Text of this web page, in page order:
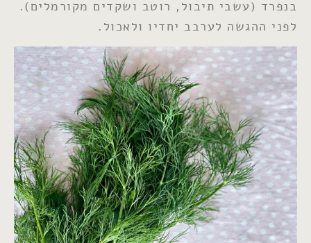
בנפרד (עשבי תיבול, רוטב ושקדים מקורמלים).
לפני ההגשה לערבב יחדיו ולאכול.